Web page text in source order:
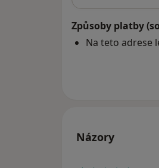
Způsoby platby
Na teto adrese
Názory